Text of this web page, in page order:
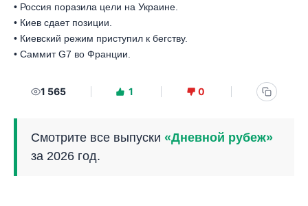
• Россия поразила цели на Украине.
• Киев сдает позиции.
• Киевский режим приступил к бегству.
• Саммит G7 во Франции.
1 565 1 0
Смотрите все выпуски «Дневной рубеж»
за 2026 год.